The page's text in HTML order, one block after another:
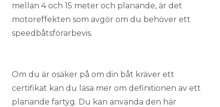
mellan 4 och 15 meter och planande, är det
motoreffekten som avgör om du behöver ett
speedbåtsförarbevis.
Om du är osäker på om din båt kräver ett
certifikat kan du läsa mer om definitionen av ett
planande fartyg. Du kan använda den här